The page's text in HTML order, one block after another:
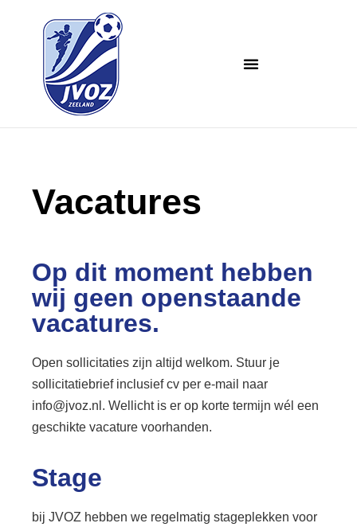
Vacatures
Op dit moment hebben
wij geen openstaande
vacatures.
Open sollicitaties zijn altijd welkom. Stuur je
sollicitatiebrief inclusief cv per e-mail naar
info@jvoz.nl. Wellicht is er op korte termijn wél een
geschikte vacature voorhanden.
Stage
bij JVOZ hebben we regelmatig stageplekken voor